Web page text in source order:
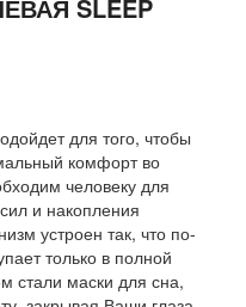
SLEEP
для того, чтобы
комфорт во
человеку для
и накопления
устроен так, что по-
только в полной
стали маски для сна,